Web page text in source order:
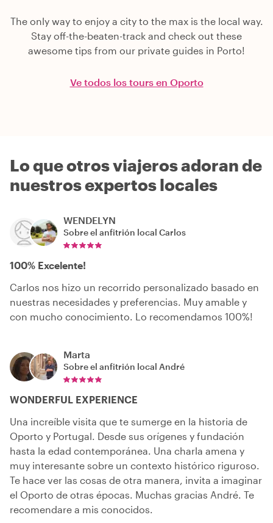
The only way to enjoy a city to the max is the local way.
Stay off-the-beaten-track and check out these
awesome tips from our private guides in Porto!
Ve todos los tours en Oporto
Lo que otros viajeros adoran de
nuestros expertos locales
WENDELYN
Sobre el anfitrión local Carlos
100% Excelente!
Carlos nos hizo un recorrido personalizado basado en
nuestras necesidades y preferencias. Muy amable y
con mucho conocimiento. Lo recomendamos 100%!
Marta
Sobre el anfitrión local André
WONDERFUL EXPERIENCE
Una increíble visita que te sumerge en la historia de
Oporto y Portugal. Desde sus orígenes y fundación
hasta la edad contemporánea. Una charla amena y
muy interesante sobre un contexto histórico riguroso.
Te hace ver las cosas de otra manera, invita a imaginar
el Oporto de otras épocas. Muchas gracias André. Te
recomendare a mis conocidos.